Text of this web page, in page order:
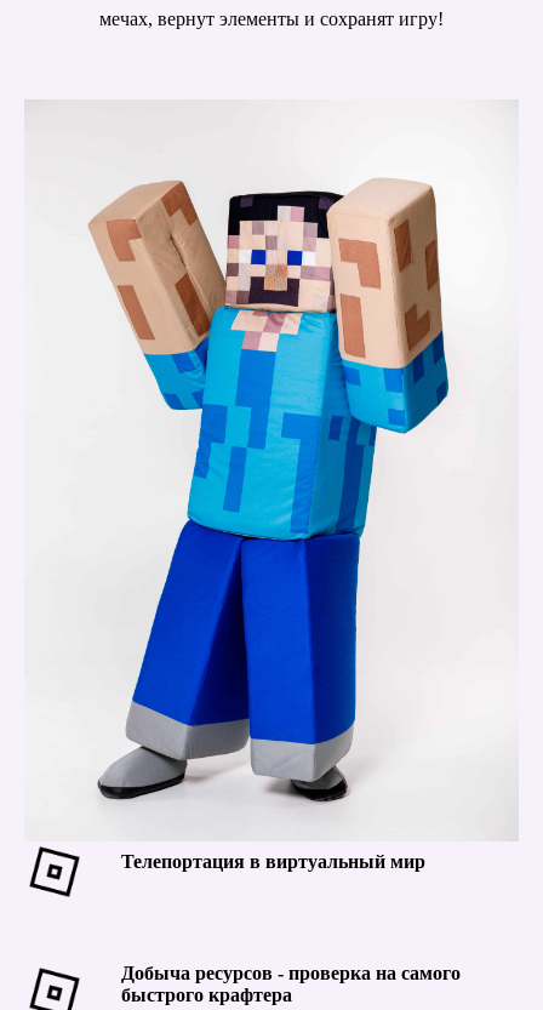
мечах, вернут элементы и сохранят игру!
Телепортация в виртуальный мир
Добыча ресурсов - проверка на самого
быстрого крафтера